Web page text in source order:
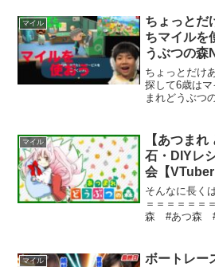
マイル
ちょっと
ちマイル
うぶつの
ぐかずと
ちょっとだけ
探して6歳は
まれどうぶつ
れどうぶつの
マイル
【あつま
石・DIYレ
会【VTuber
そんなに長く
＝＝＝＝＝＝
森 #あつ森
LANGUAGE!
マイル
ボートレー